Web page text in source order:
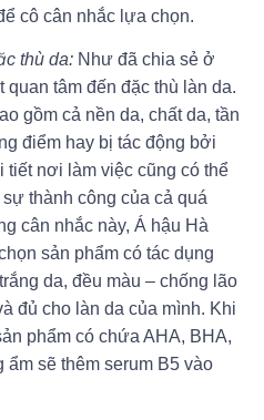
cô cân nhắc lựa chọn.
thù da: Như đã chia sẻ ở
quan tâm đến đặc thù làn da.
gồm cả nền da, chất da, tần
điểm hay bị tác động bởi
nơi làm việc cũng có thể
thành công của cả quá
cân nhắc này, Á hậu Hà
sản phẩm có tác dụng
da, đều màu – chống lão
đủ cho làn da của mình. Khi
phẩm có chứa AHA, BHA,
sẽ thêm serum B5 vào